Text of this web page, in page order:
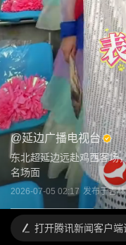
@延边广播电视台
东北超延边远赴鸡西客场
名场面
2026-07-05 02:17 发布于吉林
打开腾讯新闻客户端